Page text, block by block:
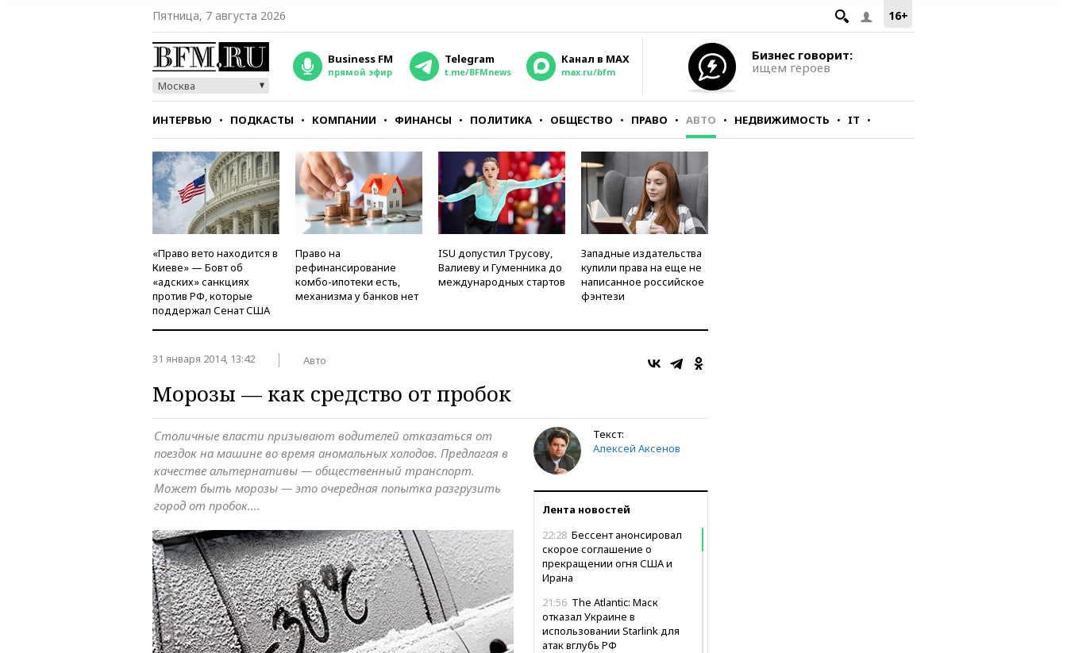
16+
Пятница, 7 августа 2026
Москва
Business FM
прямой эфир
Telegram
t.me/BFMnews
Канал в MAX
max.ru/bfm
Бизнес говорит:
ищем героев
ИНТЕРВЬЮ ПОДКАСТЫ КОМПАНИИ ФИНАНСЫ ПОЛИТИКА ОБЩЕСТВО ПРАВО АВТО НЕДВИЖИМОСТЬ IT
СТИЛЬ ТЕСТЫ
«Право вето находится в
Киеве» — Бовт об
«адских» санкциях
против РФ, которые
поддержал Сенат США
Право на
рефинансирование
комбо-ипотеки есть,
механизма у банков нет
ISU допустил Трусову,
Валиеву и Гуменника до
международных стартов
Западные издательства
купили права на еще не
написанное российское
фэнтези
31 января 2014, 13:42 Авто
Морозы — как средство от пробок
Текст:
Алексей Аксенов
Лента новостей
22:28 Бессент анонсировал
скорое соглашение о
прекращении огня США и
Ирана
21:56 The Atlantic: Маск
отказал Украине в
использовании Starlink для
атак вглубь РФ
Столичные власти призывают водителей отказаться от
поездок на машине во время аномальных холодов. Предлагая в
качестве альтернативы — общественный транспорт.
Может быть морозы — это очередная попытка разгрузить
город от пробок….